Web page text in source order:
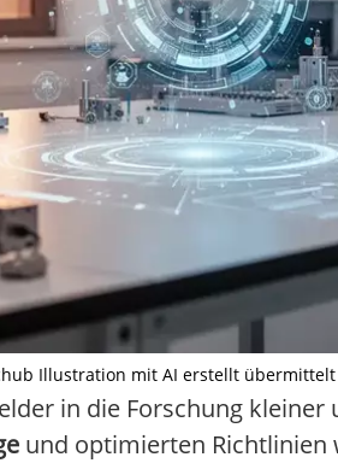
Illustration mit AI erstellt
in die Forschung
und optimierten